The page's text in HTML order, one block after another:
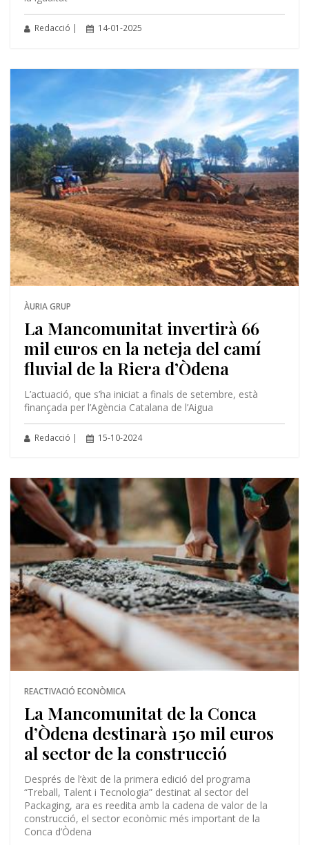
Redacció | 14-01-2025
ÀURIA GRUP
La Mancomunitat invertirà 66
mil euros en la neteja del camí
fluvial de la Riera d’Òdena
L’actuació, que s’ha iniciat a finals de setembre, està
finançada per l’Agència Catalana de l’Aigua
Redacció | 15-10-2024
REACTIVACIÓ ECONÒMICA
La Mancomunitat de la Conca
d’Òdena destinarà 150 mil euros
al sector de la construcció
Després de l’èxit de la primera edició del programa
“Treball, Talent i Tecnologia” destinat al sector del
Packaging, ara es reedita amb la cadena de valor de la
construcció, el sector econòmic més important de la
Conca d’Òdena